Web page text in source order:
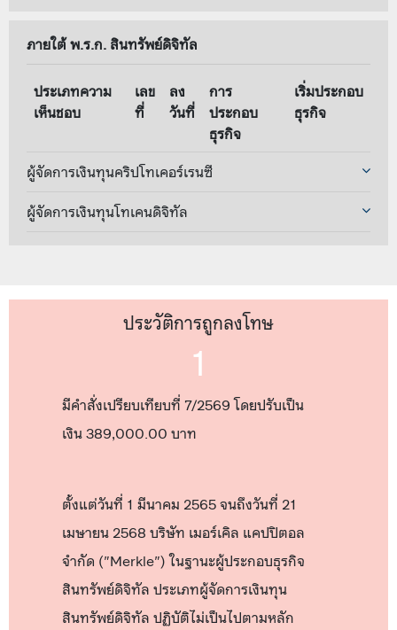
ภายใต้ พ.ร.ก. สินทรัพย์ดิจิทัล
ประเภทความ
เห็นชอบ
เลข
ที่
ลง
วันที่
การ
ประกอบ
ธุรกิจ
เริ่มประกอบ
ธุรกิจ
ผู้จัดการเงินทุนคริปโทเคอร์เรนซี
ผู้จัดการเงินทุนโทเคนดิจิทัล
ประวัติการถูกลงโทษ
1
มีคำสั่งเปรียบเทียบที่ 7/2569 โดยปรับเป็น
เงิน 389,000.00 บาท
ตั้งแต่วันที่ 1 มีนาคม 2565 จนถึงวันที่ 21
เมษายน 2568 บริษัท เมอร์เคิล แคปปิตอล
จำกัด ("Merkle") ในฐานะผู้ประกอบธุรกิจ
สินทรัพย์ดิจิทัล ประเภทผู้จัดการเงินทุน
สินทรัพย์ดิจิทัล ปฏิบัติไม่เป็นไปตามหลัก